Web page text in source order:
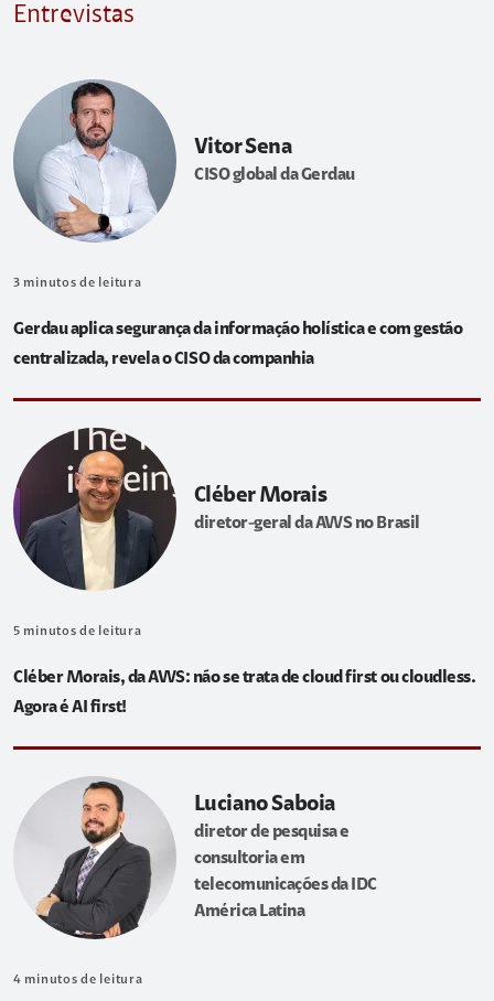
Entrevistas
Vitor Sena
CISO global da Gerdau
3 minutos de leitura
Gerdau aplica segurança da informação holística e com gestão
centralizada, revela o CISO da companhia
Cléber Morais
diretor-geral da AWS no Brasil
5 minutos de leitura
Cléber Morais, da AWS: não se trata de cloud first ou cloudless.
Agora é AI first!
Luciano Saboia
diretor de pesquisa e
consultoria em
telecomunicações da IDC
América Latina
4 minutos de leitura